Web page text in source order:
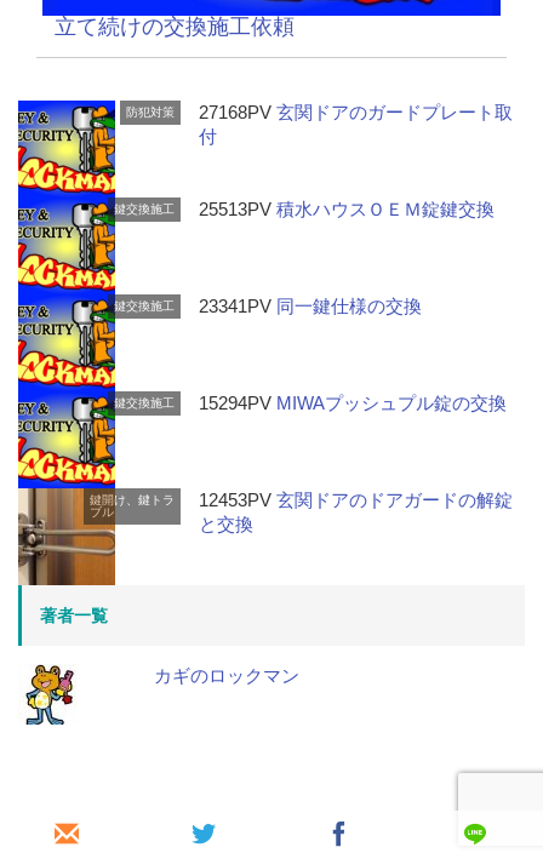
立て続けの交換施工依頼
防犯対策 27168PV玄関ドアのガードプレート取
付
鍵交換施工 25513PV積水ハウスＯＥＭ錠鍵交換
鍵交換施工 23341PV 同一鍵仕様の交換
鍵交換施工 15294PV MIWAプッシュプル錠の交換
鍵開け、鍵トラ
ブル
12453PV玄関ドアのドアガードの解錠
と交換
著者一覧
カギのロックマン